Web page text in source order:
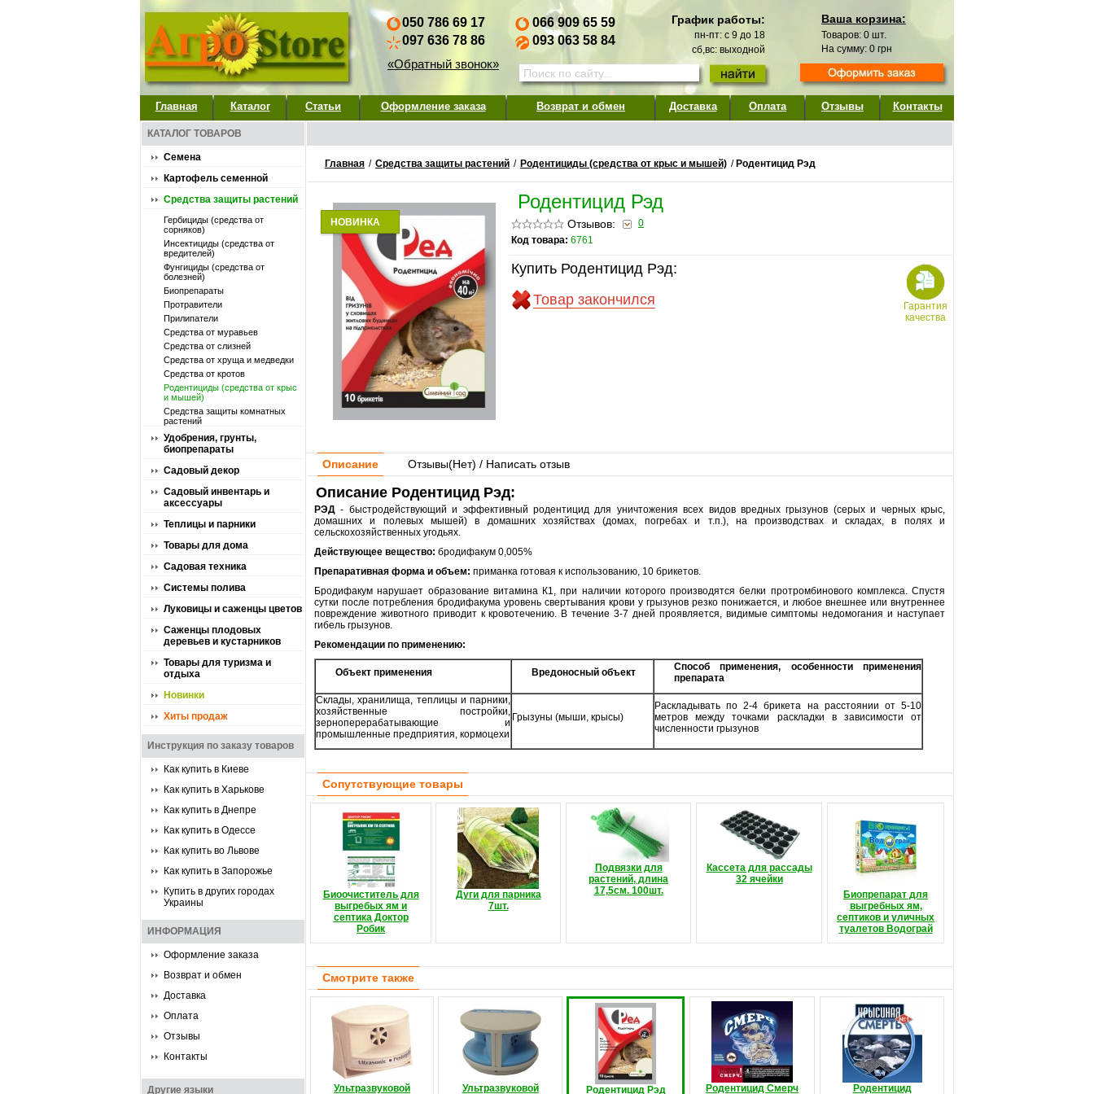
050 786 69 17
097 636 78 86
«Обратный звонок»
066 909 65 59
093 063 58 84
График работы:
пн-пт: с 9 до 18
сб,вс: выходной
Ваша корзина:
Товаров: 0 шт.
На сумму: 0 грн
Главная Каталог Статьи Оформление заказа Возврат и обмен Доставка Оплата Отзывы Контакты
КАТАЛОГ ТОВАРОВ
Семена
Картофель семенной
Средства защиты растений
Гербициды (средства от
сорняков)
Инсектициды (средства от
вредителей)
Фунгициды (средства от
болезней)
Биопрепараты
Протравители
Прилипатели
Средства от муравьев
Средства от слизней
Средства от хруща и медведки
Средства от кротов
Родентициды (средства от крыс
и мышей)
Средства защиты комнатных
растений
Удобрения, грунты,
биопрепараты
Садовый декор
Садовый инвентарь и
аксессуары
Теплицы и парники
Товары для дома
Садовая техника
Системы полива
Луковицы и саженцы цветов
Саженцы плодовых
деревьев и кустарников
Товары для туризма и
отдыха
Новинки
Хиты продаж
Инструкция по заказу товаров
Как купить в Киеве
Как купить в Харькове
Как купить в Днепре
Как купить в Одессе
Как купить во Львове
Как купить в Запорожье
Купить в других городах
Украины
ИНФОРМАЦИЯ
Оформление заказа
Возврат и обмен
Доставка
Оплата
Отзывы
Контакты
Другие языки
Главная / Средства защиты растений / Родентициды (средства от крыс и мышей) / Родентицид Рэд
НОВИНКА
Родентицид Рэд
Отзывов:
0
Код товара: 6761
Купить Родентицид Рэд:
Товар закончился
Гарантия
качества
Описание Отзывы(Нет) / Написать отзыв
Описание Родентицид Рэд:
РЭД - быстродействующий и эффективный родентицид для уничтожения всех видов вредных грызунов (серых и черных крыс,
домашних и полевых мышей) в домашних хозяйствах (домах, погребах и т.п.), на производствах и складах, в полях и
сельскохозяйственных угодьях.
Действующее вещество: бродифакум 0,005%
Препаративная форма и объем: приманка готовая к использованию, 10 брикетов.
Бродифакум нарушает образование витамина К1, при наличии которого производятся белки протромбинового комплекса. Спустя
сутки после потребления бродифакума уровень свертывания крови у грызунов резко понижается, и любое внешнее или внутреннее
повреждение животного приводит к кровотечению. В течение 3-7 дней проявляется, видимые симптомы недомогания и наступает
гибель грызунов.
Рекомендации по применению:
Объект применения Вредоносный объект
Способ применения, особенности применения
препарата
Склады, хранилища, теплицы и парники,
хозяйственные постройки,
зерноперерабатывающие и
промышленные предприятия, кормоцехи
Грызуны (мыши, крысы)
Раскладывать по 2-4 брикета на расстоянии от 5-10
метров между точками раскладки в зависимости от
численности грызунов
Сопутствующие товары
Биоочиститель для
выгребых ям и
септика Доктор
Робик
Дуги для парника
7шт.
Подвязки для
растений, длина
17,5см. 100шт.
Кассета для рассады
32 ячейки
Биопрепарат для
выгребных ям,
септиков и уличных
туалетов Водограй
Смотрите также
Ультразвуковой Ультразвуковой Родентицид Рэд Родентицид Смерч Родентицид